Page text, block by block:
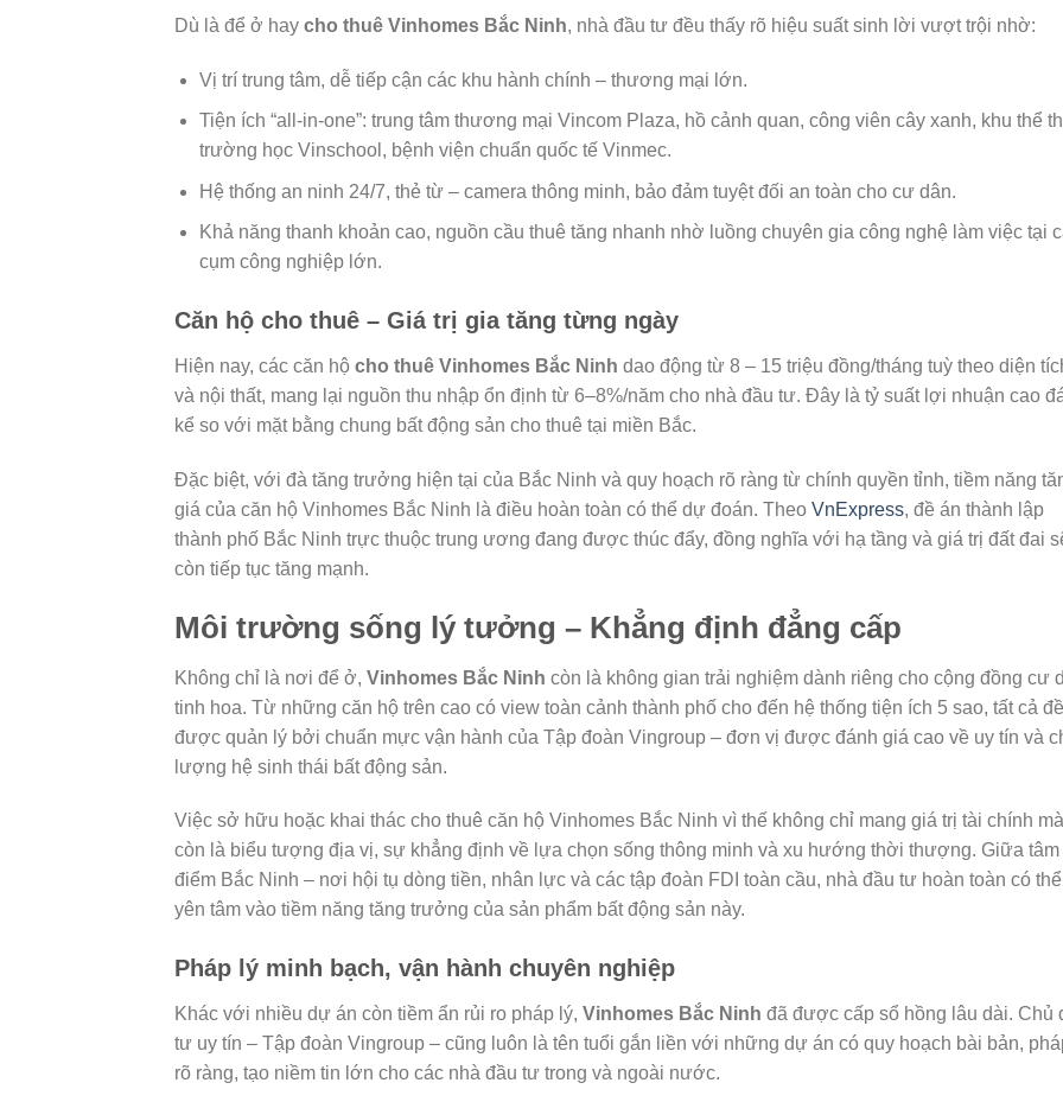
Dù là để ở hay cho thuê Vinhomes Bắc Ninh, nhà đầu tư đều thấy rõ hiệu suất sinh lời vượt trội nhờ:
Vị trí trung tâm, dễ tiếp cận các khu hành chính – thương mại lớn.
Tiện ích “all-in-one”: trung tâm thương mại Vincom Plaza, hồ cảnh quan, công viên cây xanh, khu thể
trường học Vinschool, bệnh viện chuẩn quốc tế Vinmec.
Hệ thống an ninh 24/7, thẻ từ – camera thông minh, bảo đảm tuyệt đối an toàn cho cư dân.
Khả năng thanh khoản cao, nguồn cầu thuê tăng nhanh nhờ luồng chuyên gia công nghệ làm việc tại
cụm công nghiệp lớn.
Căn hộ cho thuê – Giá trị gia tăng từng ngày
Hiện nay, các căn hộ cho thuê Vinhomes Bắc Ninh dao động từ 8 – 15 triệu đồng/tháng tuỳ theo diện
và nội thất, mang lại nguồn thu nhập ổn định từ 6–8%/năm cho nhà đầu tư. Đây là tỷ suất lợi nhuận cao
kể so với mặt bằng chung bất động sản cho thuê tại miền Bắc.
Đặc biệt, với đà tăng trưởng hiện tại của Bắc Ninh và quy hoạch rõ ràng từ chính quyền tỉnh, tiềm năng
giá của căn hộ Vinhomes Bắc Ninh là điều hoàn toàn có thể dự đoán. Theo VnExpress, đề án thành lập
thành phố Bắc Ninh trực thuộc trung ương đang được thúc đẩy, đồng nghĩa với hạ tầng và giá trị đất đai
còn tiếp tục tăng mạnh.
Môi trường sống lý tưởng – Khẳng định đẳng cấp
Không chỉ là nơi để ở, Vinhomes Bắc Ninh còn là không gian trải nghiệm dành riêng cho cộng đồng cư
tinh hoa. Từ những căn hộ trên cao có view toàn cảnh thành phố cho đến hệ thống tiện ích 5 sao, tất cả
được quản lý bởi chuẩn mực vận hành của Tập đoàn Vingroup – đơn vị được đánh giá cao về uy tín và
lượng hệ sinh thái bất động sản.
Việc sở hữu hoặc khai thác cho thuê căn hộ Vinhomes Bắc Ninh vì thế không chỉ mang giá trị tài chính mà
còn là biểu tượng địa vị, sự khẳng định về lựa chọn sống thông minh và xu hướng thời thượng. Giữa tâm
điểm Bắc Ninh – nơi hội tụ dòng tiền, nhân lực và các tập đoàn FDI toàn cầu, nhà đầu tư hoàn toàn có thể
yên tâm vào tiềm năng tăng trưởng của sản phẩm bất động sản này.
Pháp lý minh bạch, vận hành chuyên nghiệp
Khác với nhiều dự án còn tiềm ẩn rủi ro pháp lý, Vinhomes Bắc Ninh đã được cấp sổ hồng lâu dài. Chủ
tư uy tín – Tập đoàn Vingroup – cũng luôn là tên tuổi gắn liền với những dự án có quy hoạch bài bản,
rõ ràng, tạo niềm tin lớn cho các nhà đầu tư trong và ngoài nước.